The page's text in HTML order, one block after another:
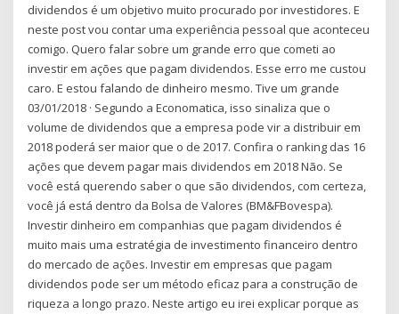
dividendos é um objetivo muito procurado por investidores. E
neste post vou contar uma experiência pessoal que aconteceu
comigo. Quero falar sobre um grande erro que cometi ao
investir em ações que pagam dividendos. Esse erro me custou
caro. E estou falando de dinheiro mesmo. Tive um grande
03/01/2018 · Segundo a Economatica, isso sinaliza que o
volume de dividendos que a empresa pode vir a distribuir em
2018 poderá ser maior que o de 2017. Confira o ranking das 16
ações que devem pagar mais dividendos em 2018 Não. Se
você está querendo saber o que são dividendos, com certeza,
você já está dentro da Bolsa de Valores (BM&FBovespa).
Investir dinheiro em companhias que pagam dividendos é
muito mais uma estratégia de investimento financeiro dentro
do mercado de ações. Investir em empresas que pagam
dividendos pode ser um método eficaz para a construção de
riqueza a longo prazo. Neste artigo eu irei explicar porque as